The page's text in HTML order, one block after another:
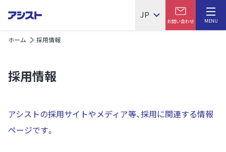
MENU
JP
お問い合わせ
ホーム 採用情報
採用情報
アシストの採用サイトやメディア等、採用に関連する情報
ページです。